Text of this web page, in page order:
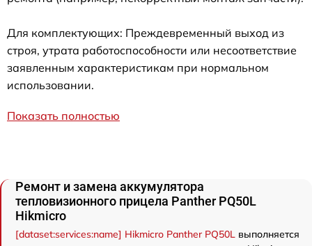
Для комплектующих: Преждевременный выход из
строя, утрата работоспособности или несоответствие
заявленным характеристикам при нормальном
использовании.
Показать полностью
Ремонт и замена аккумулятора
тепловизионного прицела Panther PQ50L
Hikmicro
[dataset:services:name] Hikmicro Panther PQ50L выполняется